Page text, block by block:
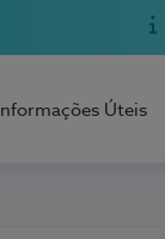
Informações Úteis